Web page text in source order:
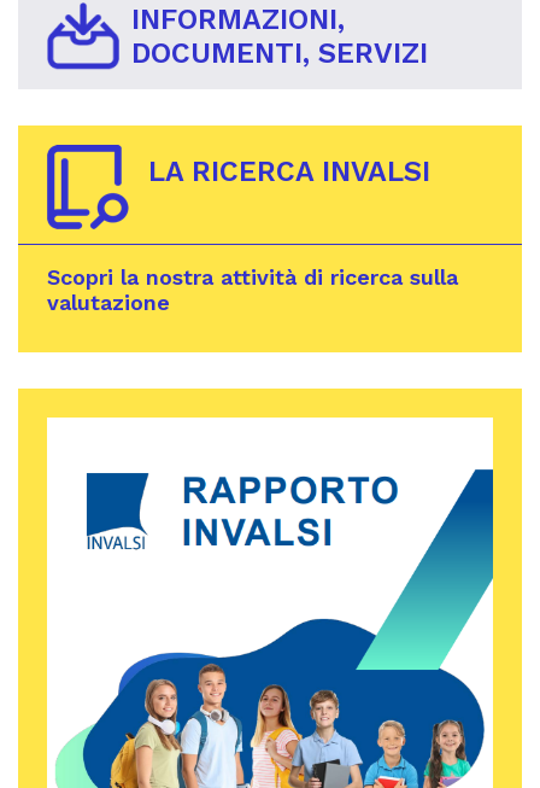
INFORMAZIONI,
DOCUMENTI, SERVIZI
LA RICERCA INVALSI
Scopri la nostra attività di ricerca sulla
valutazione